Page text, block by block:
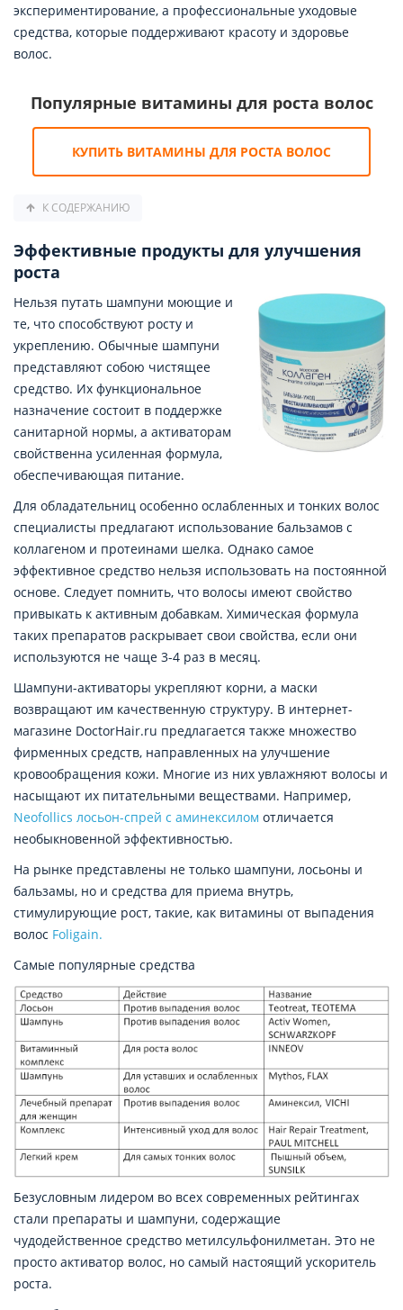
экспериментирование, а профессиональные уходовые
средства, которые поддерживают красоту и здоровье
волос.
Популярные витамины для роста волос
КУПИТЬ ВИТАМИНЫ ДЛЯ РОСТА ВОЛОС
К СОДЕРЖАНИЮ
Эффективные продукты для улучшения
роста
Нельзя путать шампуни моющие и
те, что способствуют росту и
укреплению. Обычные шампуни
представляют собою чистящее
средство. Их функциональное
назначение состоит в поддержке
санитарной нормы, а активаторам
свойственна усиленная формула,
обеспечивающая питание.
Для обладательниц особенно ослабленных и тонких волос
специалисты предлагают использование бальзамов с
коллагеном и протеинами шелка. Однако самое
эффективное средство нельзя использовать на постоянной
основе. Следует помнить, что волосы имеют свойство
привыкать к активным добавкам. Химическая формула
таких препаратов раскрывает свои свойства, если они
используются не чаще 3-4 раз в месяц.
Шампуни-активаторы укрепляют корни, а маски
возвращают им качественную структуру. В интернет-
магазине DoctorHair.ru предлагается также множество
фирменных средств, направленных на улучшение
кровообращения кожи. Многие из них увлажняют волосы и
насыщают их питательными веществами. Например,
Neofollics лосьон-спрей с аминексилом отличается
необыкновенной эффективностью.
На рынке представлены не только шампуни, лосьоны и
бальзамы, но и средства для приема внутрь,
стимулирующие рост, такие, как витамины от выпадения
волос Foligain.
Самые популярные средства
Безусловным лидером во всех современных рейтингах
стали препараты и шампуни, содержащие
чудодейственное средство метилсульфонилметан. Это не
просто активатор волос, но самый настоящий ускоритель
роста.